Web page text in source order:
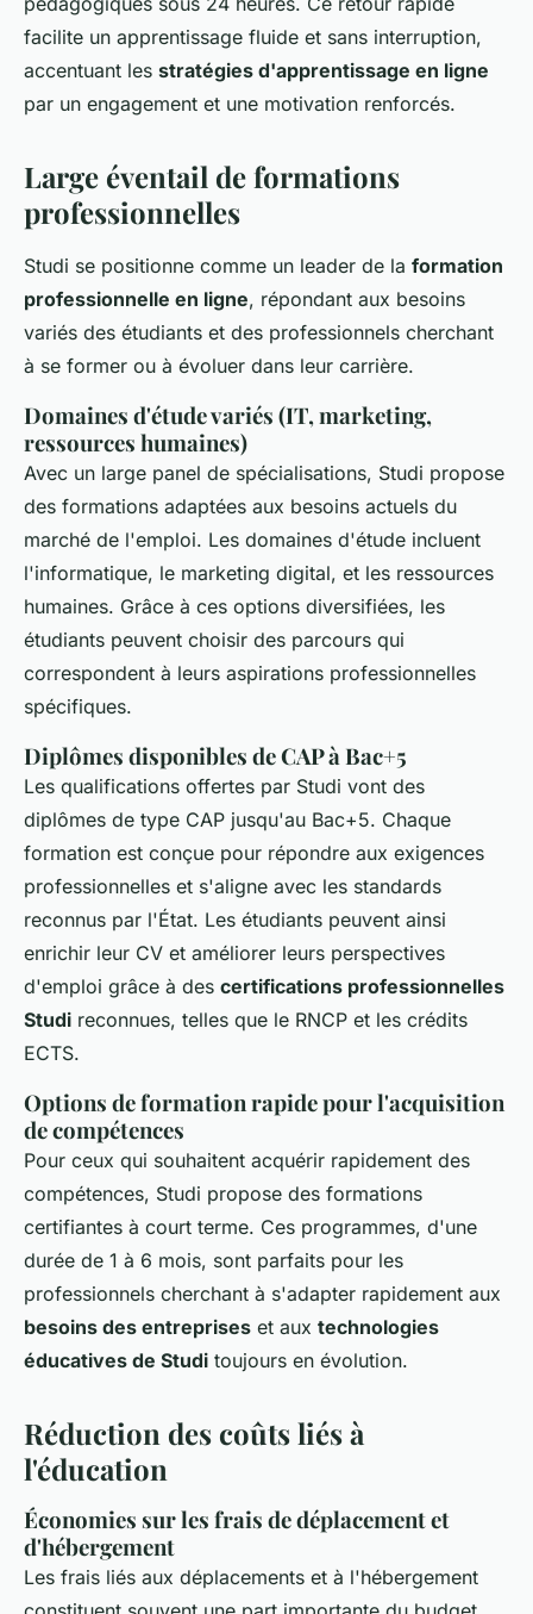
facilite un apprentissage fluide et sans interruption,
accentuant les stratégies d'apprentissage en ligne
par un engagement et une motivation renforcés.
Large éventail de formations
professionnelles
Studi se positionne comme un leader de la formation
professionnelle en ligne, répondant aux besoins
variés des étudiants et des professionnels cherchant
à se former ou à évoluer dans leur carrière.
Domaines d'étude variés (IT, marketing,
ressources humaines)
Avec un large panel de spécialisations, Studi propose
des formations adaptées aux besoins actuels du
marché de l'emploi. Les domaines d'étude incluent
l'informatique, le marketing digital, et les ressources
humaines. Grâce à ces options diversifiées, les
étudiants peuvent choisir des parcours qui
correspondent à leurs aspirations professionnelles
spécifiques.
Diplômes disponibles de CAP à Bac+5
Les qualifications offertes par Studi vont des
diplômes de type CAP jusqu'au Bac+5. Chaque
formation est conçue pour répondre aux exigences
professionnelles et s'aligne avec les standards
reconnus par l'État. Les étudiants peuvent ainsi
enrichir leur CV et améliorer leurs perspectives
d'emploi grâce à des certifications professionnelles
Studi reconnues, telles que le RNCP et les crédits
ECTS.
Options de formation rapide pour l'acquisition
de compétences
Pour ceux qui souhaitent acquérir rapidement des
compétences, Studi propose des formations
certifiantes à court terme. Ces programmes, d'une
durée de 1 à 6 mois, sont parfaits pour les
professionnels cherchant à s'adapter rapidement aux
besoins des entreprises et aux technologies
éducatives de Studi toujours en évolution.
Réduction des coûts liés à
l'éducation
Économies sur les frais de déplacement et
d'hébergement
Les frais liés aux déplacements et à l'hébergement